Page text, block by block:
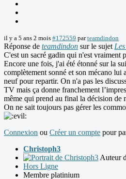
il y a 5 ans 2 mois #172559 parteamdindon
Réponse de teamdindon sur le sujet
C'est un sacré gadin qui n'est vraiment
Encore une fois, j'ai été étonné sur la
complètement sonné et son mécano lui
neuf pour repartir. On n'a pas les
TV mais ça donne franchement
même qui prend au final la décision de
On ne sait toujours pas gérer les
Connexion ou Créer un compte pour
Christoph3
Auteur
Hors Ligne
Membre platinium